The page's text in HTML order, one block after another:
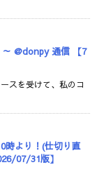
@donpy 通信 【7
スを受けて、私のコ
より！(仕切り直
07/31版】